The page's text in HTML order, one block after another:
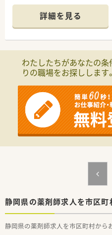
事されております。
詳細を見る
わたしたちがあなたの条
りの職場をお探しします。
静岡県の薬剤師求人を市区町
静岡県の薬剤師求人を市区町村から